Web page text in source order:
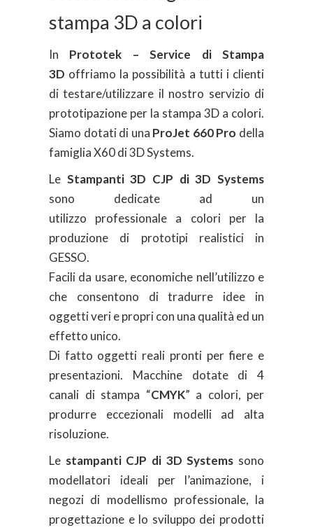
stampa 3D a colori
In Prototek – Service di Stampa
3D offriamo la possibilità a tutti i clienti
di testare/utilizzare il nostro servizio di
prototipazione per la stampa 3D a colori.
Siamo dotati di una ProJet 660 Pro della
famiglia X60 di 3D Systems.
Le Stampanti 3D CJP di 3D Systems
sono dedicate ad un
utilizzo professionale a colori per la
produzione di prototipi realistici in
GESSO.
Facili da usare, economiche nell’utilizzo e
che consentono di tradurre idee in
oggetti veri e propri con una qualità ed un
effetto unico.
Di fatto oggetti reali pronti per fiere e
presentazioni. Macchine dotate di 4
canali di stampa “CMYK” a colori, per
produrre eccezionali modelli ad alta
risoluzione.
Le stampanti CJP di 3D Systems sono
modellatori ideali per l’animazione, i
negozi di modellismo professionale, la
progettazione e lo sviluppo dei prodotti